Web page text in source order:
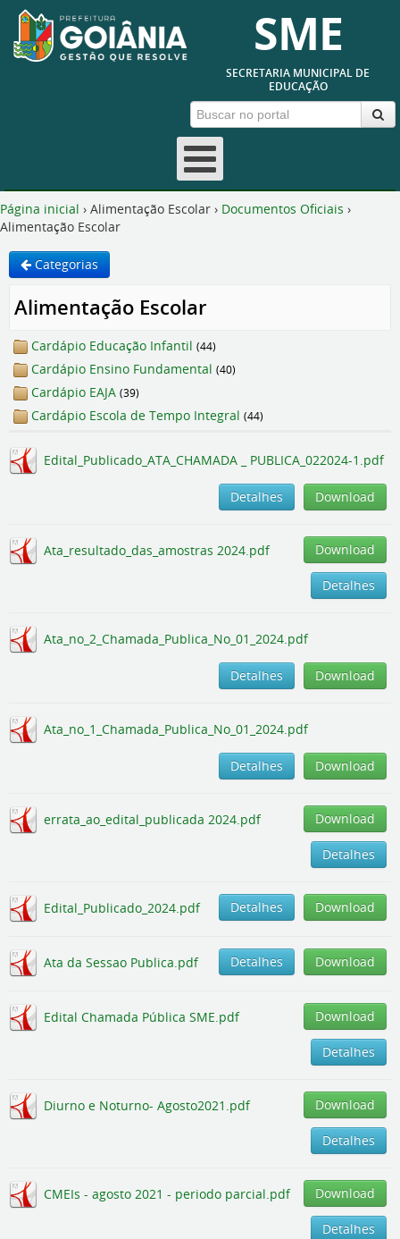
SME
SECRETARIA MUNICIPAL DE
EDUCAÇÃO
Página inicial › Alimentação Escolar › Documentos Oficiais ›
Alimentação Escolar
Categorias
Alimentação Escolar
Cardápio Educação Infantil (44)
Cardápio Ensino Fundamental (40)
Cardápio EAJA (39)
Cardápio Escola de Tempo Integral (44)
Edital_Publicado_ATA_CHAMADA _ PUBLICA_022024-1.pdf
Download
Detalhes
Ata_resultado_das_amostras 2024.pdf Download
Detalhes
Ata_no_2_Chamada_Publica_No_01_2024.pdf
Download
Detalhes
Ata_no_1_Chamada_Publica_No_01_2024.pdf
Download
Detalhes
errata_ao_edital_publicada 2024.pdf Download
Detalhes
Edital_Publicado_2024.pdf Download
Detalhes
Ata da Sessao Publica.pdf Download
Detalhes
Edital Chamada Pública SME.pdf Download
Detalhes
Diurno e Noturno- Agosto2021.pdf Download
Detalhes
CMEIs - agosto 2021 - periodo parcial.pdf Download
Detalhes
Fechar